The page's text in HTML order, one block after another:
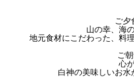
ご夕
山の幸、海
地元食材にこだわった、料
ご
心
白神の美味しいお水